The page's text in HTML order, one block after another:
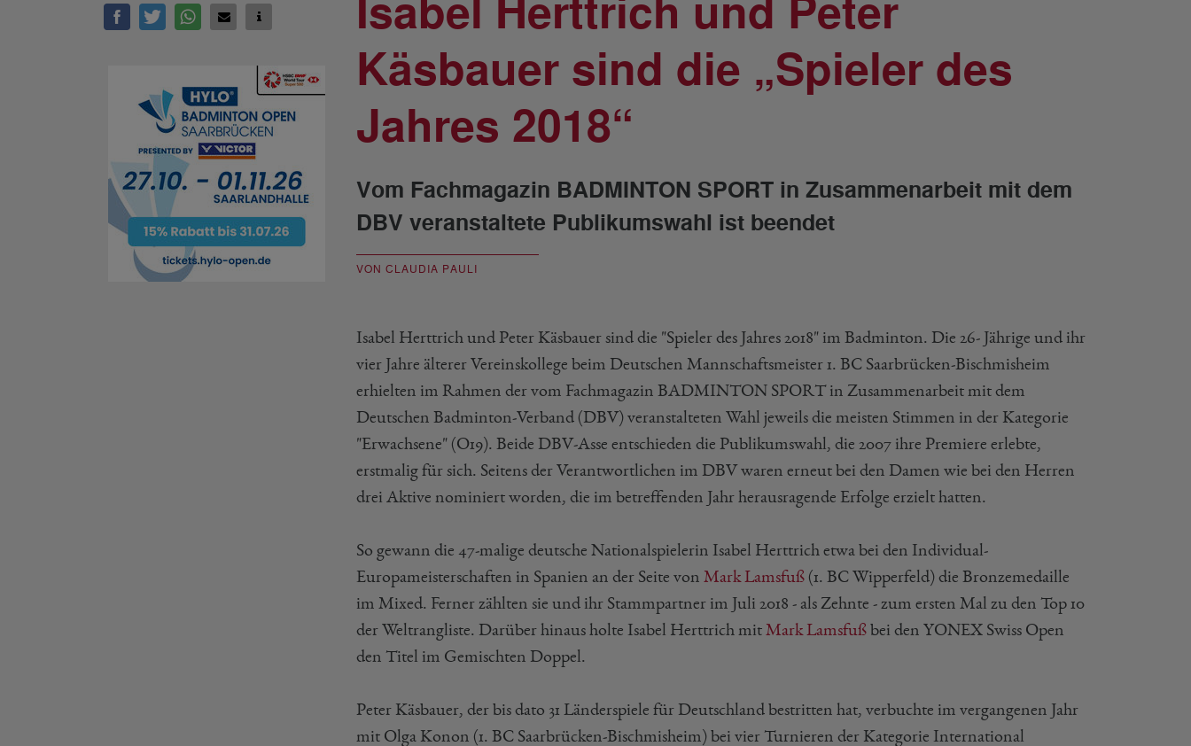
Isabel Herttrich und Peter
Käsbauer sind die „Spieler des
Jahres 2018“
Vom Fachmagazin BADMINTON SPORT in Zusammenarbeit mit dem
DBV veranstaltete Publikumswahl ist beendet
VON CLAUDIA PAULI
Isabel Herttrich und Peter Käsbauer sind die "Spieler des Jahres 2018" im Badminton. Die 26- Jährige und ihr
vier Jahre älterer Vereinskollege beim Deutschen Mannschaftsmeister 1. BC Saarbrücken-Bischmisheim
erhielten im Rahmen der vom Fachmagazin BADMINTON SPORT in Zusammenarbeit mit dem
Deutschen Badminton-Verband (DBV) veranstalteten Wahl jeweils die meisten Stimmen in der Kategorie
"Erwachsene" (O19). Beide DBV-Asse entschieden die Publikumswahl, die 2007 ihre Premiere erlebte,
erstmalig für sich. Seitens der Verantwortlichen im DBV waren erneut bei den Damen wie bei den Herren
drei Aktive nominiert worden, die im betreffenden Jahr herausragende Erfolge erzielt hatten.
So gewann die 47-malige deutsche Nationalspielerin Isabel Herttrich etwa bei den Individual-
Europameisterschaften in Spanien an der Seite von Mark Lamsfuß (1. BC Wipperfeld) die Bronzemedaille
im Mixed. Ferner zählten sie und ihr Stammpartner im Juli 2018 - als Zehnte - zum ersten Mal zu den Top 10
der Weltrangliste. Darüber hinaus holte Isabel Herttrich mit Mark Lamsfuß bei den YONEX Swiss Open
den Titel im Gemischten Doppel.
Peter Käsbauer, der bis dato 31 Länderspiele für Deutschland bestritten hat, verbuchte im vergangenen Jahr
mit Olga Konon (1. BC Saarbrücken-Bischmisheim) bei vier Turnieren der Kategorie International